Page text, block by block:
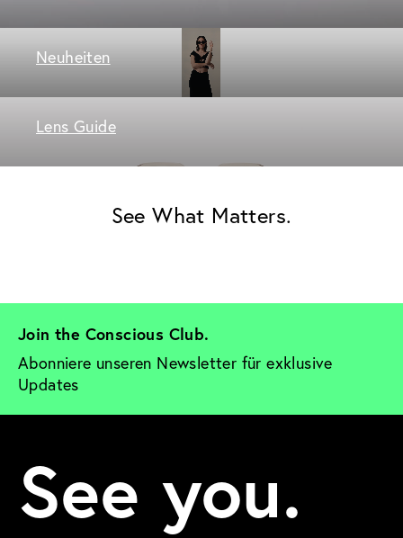
Neuheiten
Lens Guide
See What Matters.
Join the Conscious Club.
Abonniere unseren Newsletter für exklusive
Updates
See you.